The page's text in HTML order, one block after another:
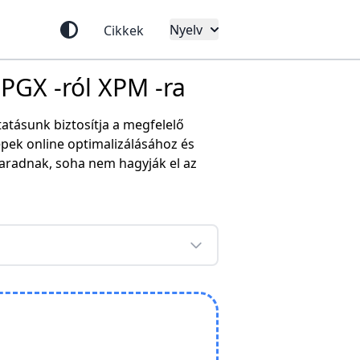
Cikkek Nyelv
-ról XPM -ra
biztosítja a megfelelő
online optimalizálásához és
soha nem hagyják el az